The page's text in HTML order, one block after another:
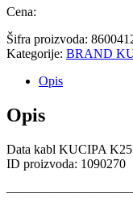
Cena:
Šifra proizvoda:
Kategorije: BRAND
Opis
Opis
Data kabl KUCIPA
ID proizvoda: 1090270